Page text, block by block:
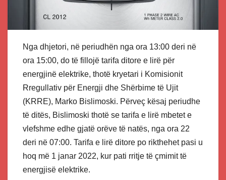
Nga dhjetori, në periudhën nga ora 13:00 deri në
ora 15:00, do të fillojë tarifa ditore e lirë për
energjinë elektrike, thotë kryetari i Komisionit
Rregullativ për Energji dhe Shërbime të Ujit
(KRRE), Marko Bislimoski. Përveç kësaj periudhe
të ditës, Bislimoski thotë se tarifa e lirë mbetet e
vlefshme edhe gjatë orëve të natës, nga ora 22
deri në 07:00. Tarifa e lirë ditore po rikthehet pasi u
hoq më 1 janar 2022, kur pati rritje të çmimit të
energjisë elektrike.